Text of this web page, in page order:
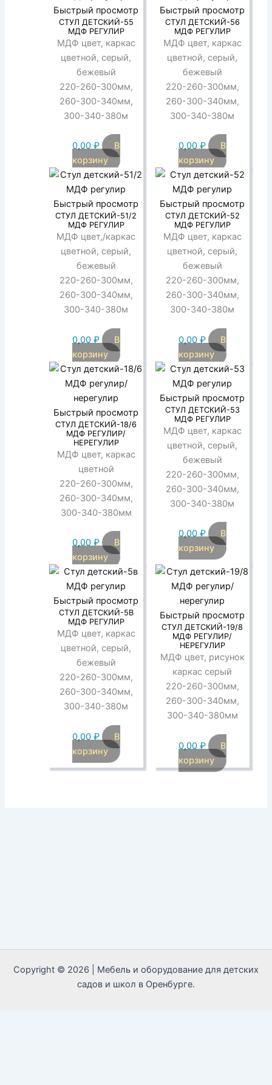
Быстрый просмотр
СТУЛ ДЕТСКИЙ-55
МДФ РЕГУЛИР
МДФ цвет, каркас
цветной, серый,
бежевый
220-260-300мм,
260-300-340мм,
300-340-380м
0,00 ₽
В
корзину
Быстрый просмотр
СТУЛ ДЕТСКИЙ-56
МДФ РЕГУЛИР
МДФ цвет, каркас
цветной, серый,
бежевый
220-260-300мм,
260-300-340мм,
300-340-380м
0,00 ₽
В
корзину
Быстрый просмотр
СТУЛ ДЕТСКИЙ-51/2
МДФ РЕГУЛИР
МДФ цвет,/каркас
цветной, серый,
бежевый
220-260-300мм,
260-300-340мм,
300-340-380м
0,00 ₽
В
корзину
Быстрый просмотр
СТУЛ ДЕТСКИЙ-52
МДФ РЕГУЛИР
МДФ цвет, каркас
цветной, серый,
бежевый
220-260-300мм,
260-300-340мм,
300-340-380м
0,00 ₽
В
корзину
Быстрый просмотр
СТУЛ ДЕТСКИЙ-18/6
МДФ РЕГУЛИР/
НЕРЕГУЛИР
МДФ цвет, каркас
цветной
220-260-300мм,
260-300-340мм,
300-340-380мм
0,00 ₽
В
корзину
Быстрый просмотр
СТУЛ ДЕТСКИЙ-53
МДФ РЕГУЛИР
МДФ цвет, каркас
цветной, серый,
бежевый
220-260-300мм,
260-300-340мм,
300-340-380м
0,00 ₽
В
корзину
Быстрый просмотр
СТУЛ ДЕТСКИЙ-5В
МДФ РЕГУЛИР
МДФ цвет, каркас
цветной, серый,
бежевый
220-260-300мм,
260-300-340мм,
300-340-380м
0,00 ₽
В
корзину
Быстрый просмотр
СТУЛ ДЕТСКИЙ-19/8
МДФ РЕГУЛИР/
НЕРЕГУЛИР
МДФ цвет, рисунок
каркас серый
220-260-300мм,
260-300-340мм,
300-340-380мм
0,00 ₽
В
корзину
Copyright © 2026 | Мебель и оборудование для детских
садов и школ в Оренбурге.